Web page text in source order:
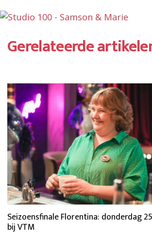
Gerelateerde
Seizoensfinale Florentina: donderdag
bij VTM